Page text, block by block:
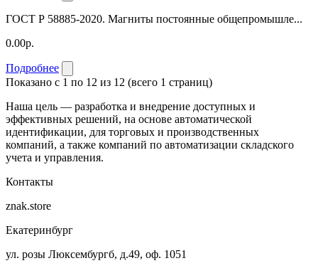
ГОСТ Р 58885-2020. Магниты постоянные общепромышле...
0.00р.
Подробнее
Показано с 1 по 12 из 12 (всего 1 страниц)
Наша цель — разработка и внедрение доступных и
эффективных решений, на основе автоматической
идентификации, для торговых и производственных
компаний, а также компаний по автоматизации складского
учета и управления.
Контакты
znak.store
Екатеринбург
ул. розы Люксембургб, д.49, оф. 1051